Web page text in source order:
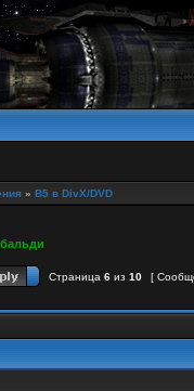
» B5 в DivX/DVD
Страница 6 из 10
[